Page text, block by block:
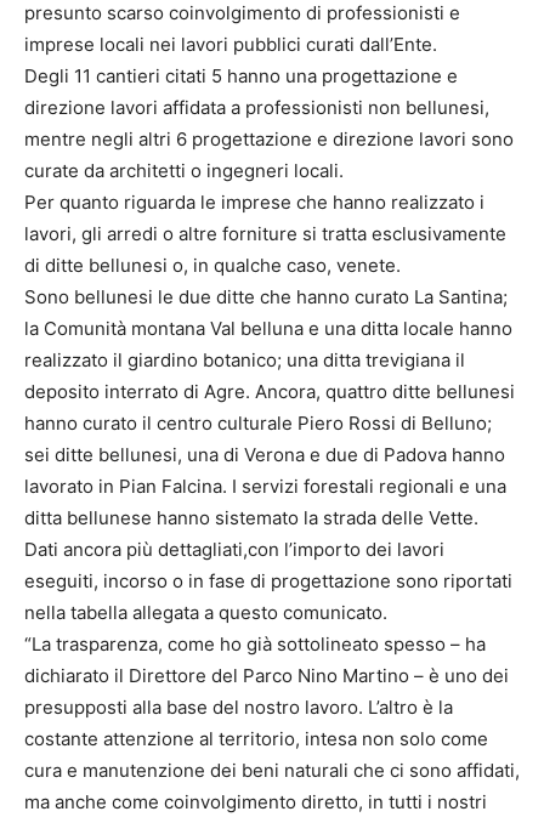
presunto scarso coinvolgimento di professionisti e
imprese locali nei lavori pubblici curati dall’Ente.
Degli 11 cantieri citati 5 hanno una progettazione e
direzione lavori affidata a professionisti non bellunesi,
mentre negli altri 6 progettazione e direzione lavori sono
curate da architetti o ingegneri locali.
Per quanto riguarda le imprese che hanno realizzato i
lavori, gli arredi o altre forniture si tratta esclusivamente
di ditte bellunesi o, in qualche caso, venete.
Sono bellunesi le due ditte che hanno curato La Santina;
la Comunità montana Val belluna e una ditta locale hanno
realizzato il giardino botanico; una ditta trevigiana il
deposito interrato di Agre. Ancora, quattro ditte bellunesi
hanno curato il centro culturale Piero Rossi di Belluno;
sei ditte bellunesi, una di Verona e due di Padova hanno
lavorato in Pian Falcina. I servizi forestali regionali e una
ditta bellunese hanno sistemato la strada delle Vette.
Dati ancora più dettagliati,con l’importo dei lavori
eseguiti, incorso o in fase di progettazione sono riportati
nella tabella allegata a questo comunicato.
“La trasparenza, come ho già sottolineato spesso – ha
dichiarato il Direttore del Parco Nino Martino – è uno dei
presupposti alla base del nostro lavoro. L’altro è la
costante attenzione al territorio, intesa non solo come
cura e manutenzione dei beni naturali che ci sono affidati,
ma anche come coinvolgimento diretto, in tutti i nostri